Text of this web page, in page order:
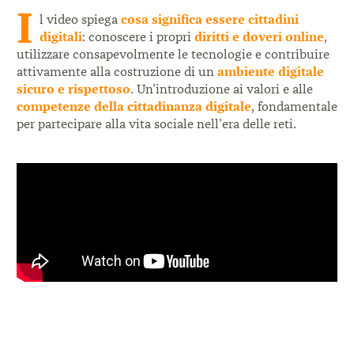
I l video spiegacosa significa essere cittadini
digitali: conoscere i propridiritti e doveri online,
utilizzare consapevolmente le tecnologie e contribuire
attivamente alla costruzione di un ambiente digitale
sicuro e rispettoso. Un’introduzione ai valori e alle
competenze della cittadinanza digitale, fondamentale
per partecipare alla vita sociale nell’era delle reti.